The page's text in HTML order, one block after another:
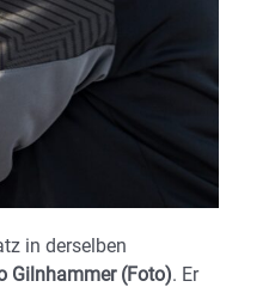
in derselben
Gilnhammer (Foto). Er